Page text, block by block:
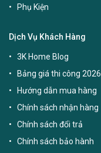
Phụ Kiện
Dịch Vụ Khách Hàng
3K Home Blog
Bảng giá thi công 2026
Hướng dẫn mua hàng
Chính sách nhận hàng
Chính sách đổi trả
Chính sách bảo hành